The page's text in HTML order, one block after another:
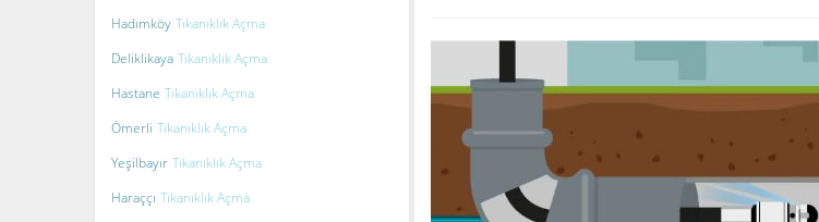
Hadımköy Tıkanıklık Açma
Deliklikaya Tıkanıklık Açma
Hastane Tıkanıklık Açma
Ömerli Tıkanıklık Açma
Yeşilbayır Tıkanıklık Açma
Haraççı Tıkanıklık Açma